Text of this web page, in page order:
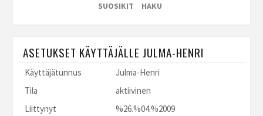
SUOSIKIT
HAKU
ASETUKSET KÄYTTÄJÄLLE JULMA-HENRI
Käyttäjätunnus
Julma-Henri
Tila
aktiivinen
Liittynyt
%26.%04.%2009